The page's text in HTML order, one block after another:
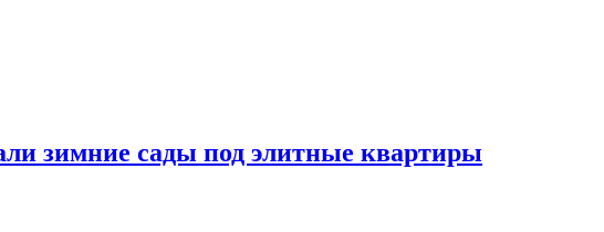
зимние сады под элитные квартиры